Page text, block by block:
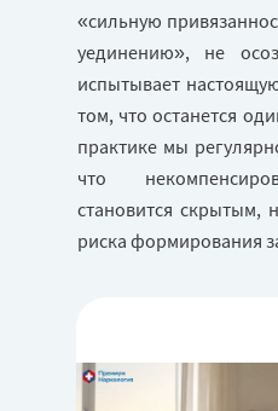
«сильную
уединению», не
испытывает
том, что останется
практике мы
что
становится
риска формирования